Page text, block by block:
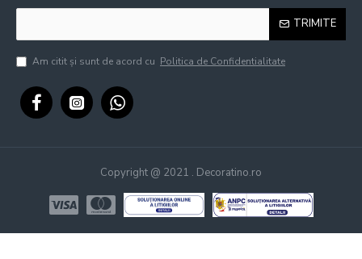
TRIMITE
Am citit şi sunt de acord cu Politica de Confidentialitate
Copyright @ 2021 . Decoratino.ro